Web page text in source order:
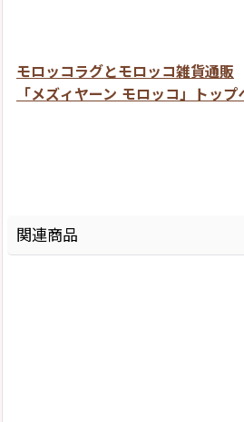
モロッコラグとモロッコ雑貨通販
「メズィヤーン モロッコ」トップ
関連商品